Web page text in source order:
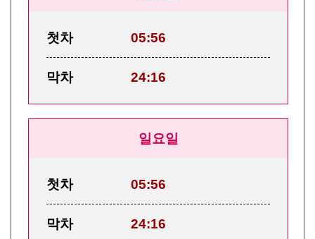
첫차 05:56
막차 24:16
일요일
첫차 05:56
막차 24:16